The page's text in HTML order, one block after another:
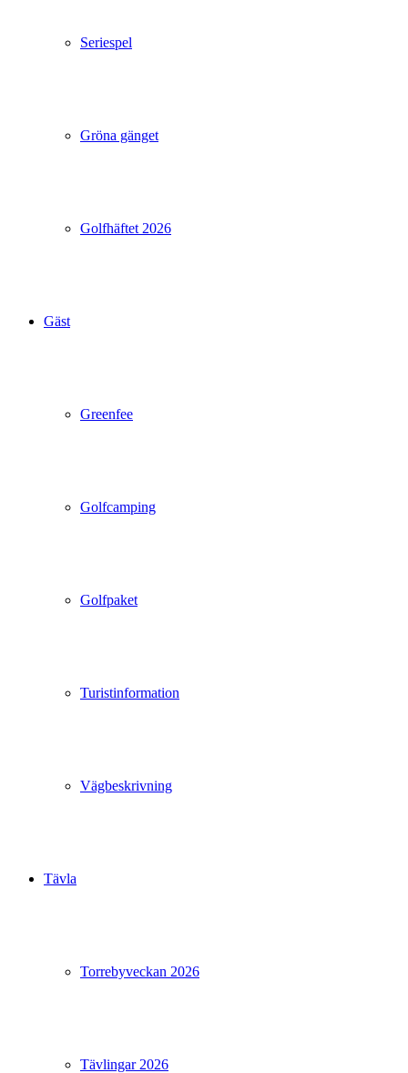
Seriespel
Gröna gänget
Golfhäftet 2026
Gäst
Greenfee
Golfcamping
Golfpaket
Turistinformation
Vägbeskrivning
Tävla
Torrebyveckan 2026
Tävlingar 2026